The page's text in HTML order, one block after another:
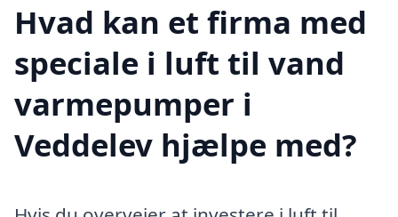
Hvad kan et firma med
speciale i luft til vand
varmepumper i
Veddelev hjælpe med?